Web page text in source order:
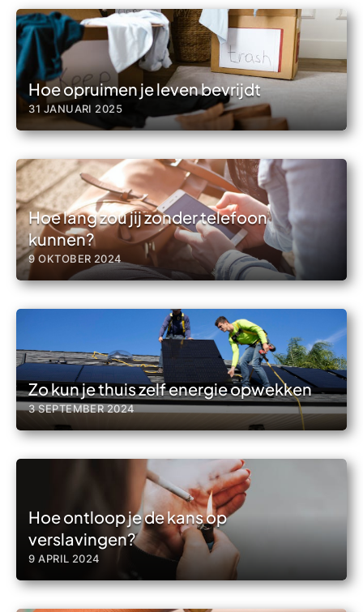
Hoe opruimen je leven bevrijdt
31 JANUARI 2025
Hoe lang zou jij zonder telefoon
kunnen?
9 OKTOBER 2024
Zo kun je thuis zelf energie opwekken
3 SEPTEMBER 2024
Hoe ontloop je de kans op
verslavingen?
9 APRIL 2024